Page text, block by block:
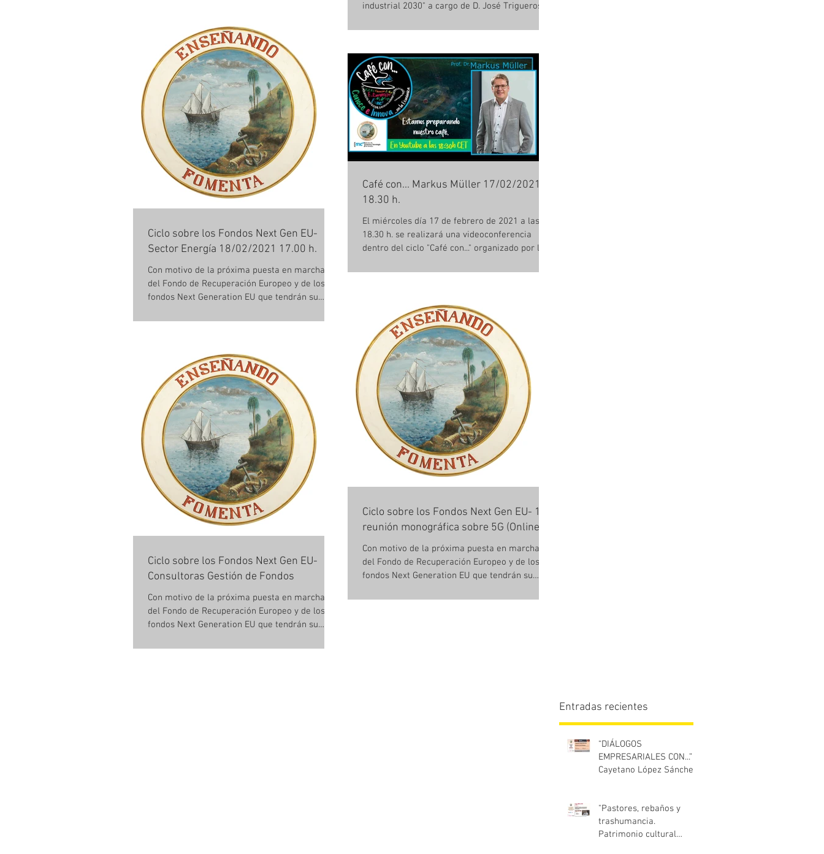
industrial 2030" a cargo de D. José Trigueros...
Ciclo sobre los Fondos Next Gen EU-
Sector Energía 18/02/2021 17.00 h.
Con motivo de la próxima puesta en marcha
del Fondo de Recuperación Europeo y de los
fondos Next Generation EU que tendrán su
Café con... Markus Müller 17/02/2021,
18.30 h.
El miércoles día 17 de febrero de 2021 a las
18.30 h. se realizará una videoconferencia
dentro del ciclo "Café con..." organizado por la...
Ciclo sobre los Fondos Next Gen EU-
Consultoras Gestión de Fondos
Con motivo de la próxima puesta en marcha
del Fondo de Recuperación Europeo y de los
fondos Next Generation EU que tendrán su
Ciclo sobre los Fondos Next Gen EU- 1ª
reunión monográfica sobre 5G (Online)
Con motivo de la próxima puesta en marcha
del Fondo de Recuperación Europeo y de los
fondos Next Generation EU que tendrán su
Entradas recientes
“DIÁLOGOS
EMPRESARIALES CON...”
Cayetano López Sánchez
"Pastores, rebaños y
trashumancia.
Patrimonio cultural